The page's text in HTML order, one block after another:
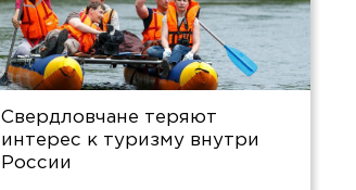
Свердловчане теряют
интерес к туризму внутри
России